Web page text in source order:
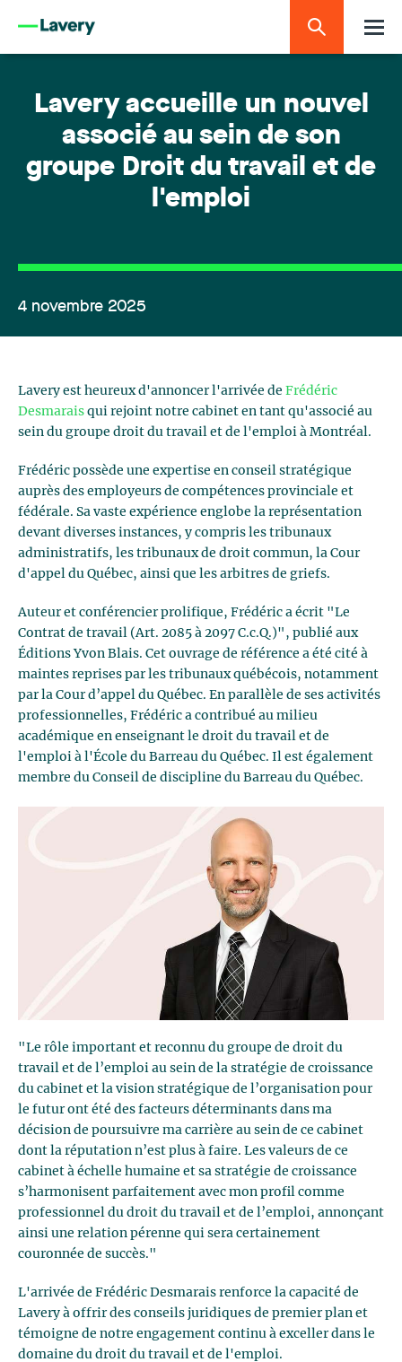
Lavery accueille un nouvel
associé au sein de son
groupe Droit du travail et de
l'emploi
4 novembre 2025
Lavery est heureux d'annoncer l'arrivée de Frédéric
Desmarais qui rejoint notre cabinet en tant qu'associé au
sein du groupe droit du travail et de l'emploi à Montréal.
Frédéric possède une expertise en conseil stratégique
auprès des employeurs de compétences provinciale et
fédérale. Sa vaste expérience englobe la représentation
devant diverses instances, y compris les tribunaux
administratifs, les tribunaux de droit commun, la Cour
d'appel du Québec, ainsi que les arbitres de griefs.
Auteur et conférencier prolifique, Frédéric a écrit "Le
Contrat de travail (Art. 2085 à 2097 C.c.Q.)", publié aux
Éditions Yvon Blais. Cet ouvrage de référence a été cité à
maintes reprises par les tribunaux québécois, notamment
par la Cour d’appel du Québec. En parallèle de ses activités
professionnelles, Frédéric a contribué au milieu
académique en enseignant le droit du travail et de
l'emploi à l'École du Barreau du Québec. Il est également
membre du Conseil de discipline du Barreau du Québec.
"Le rôle important et reconnu du groupe de droit du
travail et de l’emploi au sein de la stratégie de croissance
du cabinet et la vision stratégique de l’organisation pour
le futur ont été des facteurs déterminants dans ma
décision de poursuivre ma carrière au sein de ce cabinet
dont la réputation n’est plus à faire. Les valeurs de ce
cabinet à échelle humaine et sa stratégie de croissance
s’harmonisent parfaitement avec mon profil comme
professionnel du droit du travail et de l’emploi, annonçant
ainsi une relation pérenne qui sera certainement
couronnée de succès."
L'arrivée de Frédéric Desmarais renforce la capacité de
Lavery à offrir des conseils juridiques de premier plan et
témoigne de notre engagement continu à exceller dans le
domaine du droit du travail et de l'emploi.